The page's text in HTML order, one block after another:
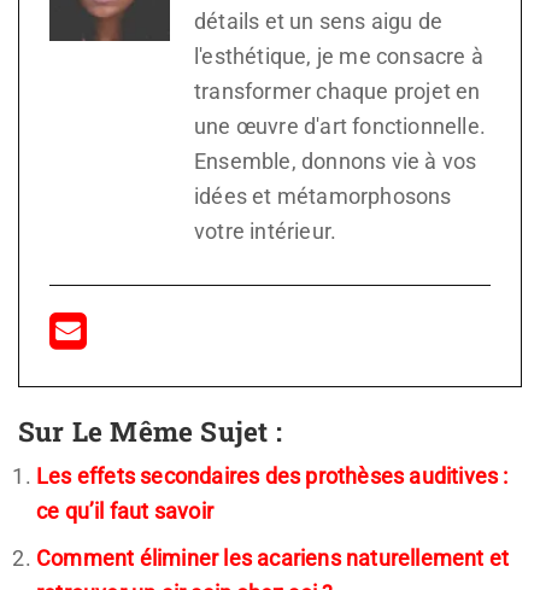
détails et un sens aigu de
l'esthétique, je me consacre à
transformer chaque projet en
une œuvre d'art fonctionnelle.
Ensemble, donnons vie à vos
idées et métamorphosons
votre intérieur.
Sur Le Même Sujet :
Les effets secondaires des prothèses auditives :
ce qu’il faut savoir
Comment éliminer les acariens naturellement et